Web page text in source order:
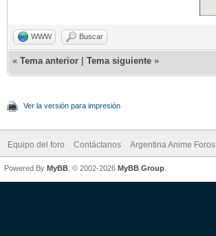
WWW Buscar
« Tema anterior Tema siguiente »
Ver la versión para impresión
Equipo del foro Contáctanos Argentina Anime Foros
Powered By MyBB , © 2002-2026 MyBB Group